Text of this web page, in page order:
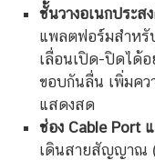
ชั้นวางอเนกประส
แพลตฟอร์มสำหรั
เลื่อนเปิด-ปิดได้
ขอบกันลื่น เพิ่มค
แสดงสด
ช่อง Cable Port
เดินสายสัญญาณ